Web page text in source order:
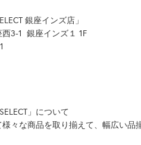
銀座インズ店」
3-1 銀座インズ１ 1F
」について
々な商品を取り揃えて、幅広い